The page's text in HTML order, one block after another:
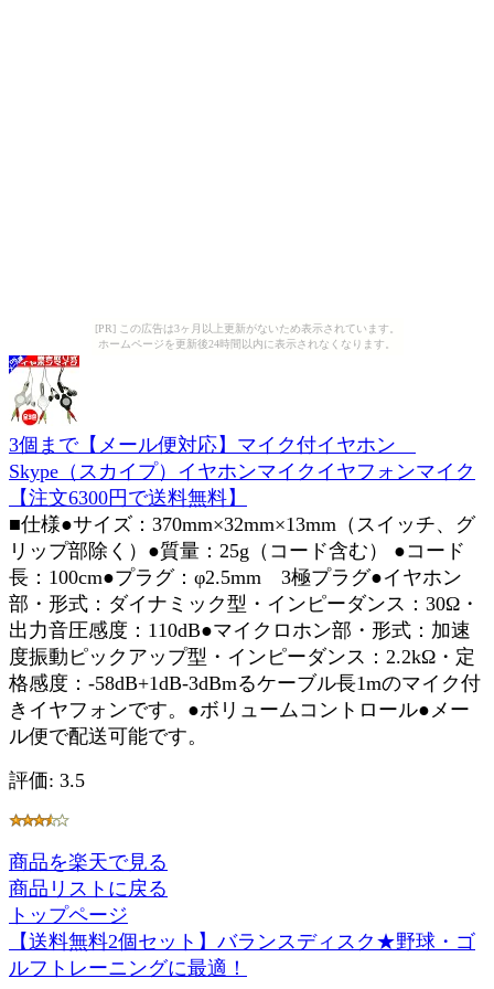
[PR] この広告は3ヶ月以上更新がないため表示されています。
ホームページを更新後24時間以内に表示されなくなります。
3個まで【メール便対応】マイク付イヤホン
Skype（スカイプ）イヤホンマイクイヤフォンマイク
【注文6300円で送料無料】
■仕様●サイズ：370mm×32mm×13mm（スイッチ、グ
リップ部除く）●質量：25g（コード含む） ●コード
長：100cm●プラグ：φ2.5mm 3極プラグ●イヤホン
部・形式：ダイナミック型・インピーダンス：30Ω・
出力音圧感度：110dB●マイクロホン部・形式：加速
度振動ピックアップ型・インピーダンス：2.2kΩ・定
格感度：-58dB+1dB-3dBmるケーブル長1mのマイク付
きイヤフォンです。●ボリュームコントロール●メー
ル便で配送可能です。
評価: 3.5
商品を楽天で見る
商品リストに戻る
トップページ
【送料無料2個セット】バランスディスク★野球・ゴ
ルフトレーニングに最適！